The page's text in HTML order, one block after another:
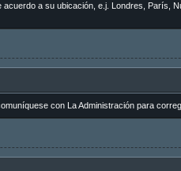
a su ubicación, e.j. Londres, París,
con La Administración para